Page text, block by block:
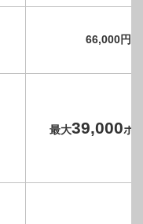
66,000円
最大39,000ポ